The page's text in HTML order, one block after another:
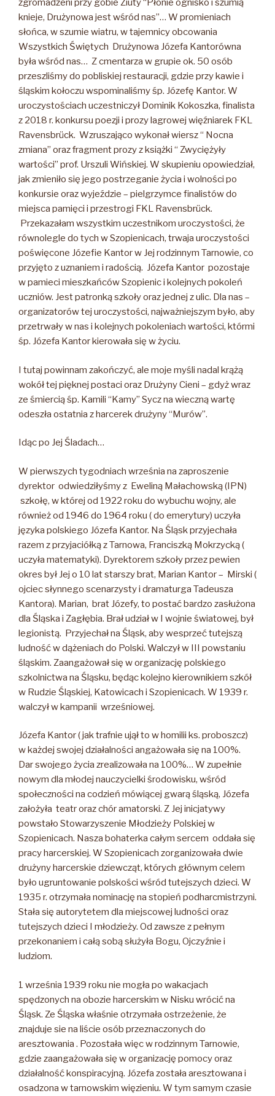
zgromadzeni przy gobie Ziuty “Płonie ognisko i szumią
knieje, Drużynowa jest wśród nas”… W promieniach
słońca, w szumie wiatru, w tajemnicy obcowania
Wszystkich Świętych Drużynowa Józefa Kantorówna
była wśród nas… Z cmentarza w grupie ok. 50 osób
przeszliśmy do pobliskiej restauracji, gdzie przy kawie i
śląskim kołoczu wspominaliśmy śp. Józefę Kantor. W
uroczystościach uczestniczył Dominik Kokoszka, finalista
z 2018 r. konkursu poezji i prozy lagrowej więźniarek FKL
Ravensbrück. Wzruszająco wykonał wiersz “ Nocna
zmiana” oraz fragment prozy z książki “ Zwyciężyły
wartości” prof. Urszuli Wińskiej. W skupieniu opowiedział,
jak zmieniło się jego postrzeganie życia i wolności po
konkursie oraz wyjeździe – pielgrzymce finalistów do
miejsca pamięci i przestrogi FKL Ravensbrück.
Przekazałam wszystkim uczestnikom uroczystości, że
równolegle do tych w Szopienicach, trwaja uroczystości
poświęcone Józefie Kantor w Jej rodzinnym Tarnowie, co
przyjęto z uznaniem i radością. Józefa Kantor pozostaje
w pamieci mieszkańców Szopienic i kolejnych pokoleń
uczniów. Jest patronką szkoły oraz jednej z ulic. Dla nas –
organizatorów tej uroczystości, najważniejszym było, aby
przetrwały w nas i kolejnych pokoleniach wartości, którmi
śp. Józefa Kantor kierowała się w życiu.
I tutaj powinnam zakończyć, ale moje myśli nadal krążą
wokół tej pięknej postaci oraz Drużyny Cieni – gdyż wraz
ze śmiercią śp. Kamili “Kamy” Sycz na wieczną wartę
odeszła ostatnia z harcerek drużyny “Murów”.
Idąc po Jej Śladach…
W pierwszych tygodniach września na zaproszenie
dyrektor odwiedziłyśmy z Eweliną Małachowską (IPN)
szkołę, w której od 1922 roku do wybuchu wojny, ale
również od 1946 do 1964 roku ( do emerytury) uczyła
języka polskiego Józefa Kantor. Na Śląsk przyjechała
razem z przyjaciółką z Tarnowa, Franciszką Mokrzycką (
uczyła matematyki). Dyrektorem szkoły przez pewien
okres był Jej o 10 lat starszy brat, Marian Kantor – Mirski (
ojciec słynnego scenarzysty i dramaturga Tadeusza
Kantora). Marian, brat Józefy, to postać bardzo zasłużona
dla Śląska i Zagłębia. Brał udział w I wojnie światowej, był
legionistą. Przyjechał na Śląsk, aby wesprzeć tutejszą
ludność w dążeniach do Polski. Walczył w III powstaniu
śląskim. Zaangażował się w organizację polskiego
szkolnictwa na Śląsku, będąc kolejno kierownikiem szkół
w Rudzie Śląskiej, Katowicach i Szopienicach. W 1939 r.
walczył w kampanii wrześniowej.
Józefa Kantor ( jak trafnie ujął to w homilii ks. proboszcz)
w każdej swojej działalności angażowała się na 100%.
Dar swojego życia zrealizowała na 100%… W zupełnie
nowym dla młodej nauczycielki środowisku, wśród
społeczności na codzień mówiącej gwarą śląską, Józefa
założyła teatr oraz chór amatorski. Z Jej inicjatywy
powstało Stowarzyszenie Młodzieży Polskiej w
Szopienicach. Nasza bohaterka całym sercem oddała się
pracy harcerskiej. W Szopienicach zorganizowała dwie
drużyny harcerskie dziewcząt, których głównym celem
było ugruntowanie polskości wśród tutejszych dzieci. W
1935 r. otrzymała nominację na stopień podharcmistrzyni.
Stała się autorytetem dla miejscowej ludności oraz
tutejszych dzieci I młodzieży. Od zawsze z pełnym
przekonaniem i całą sobą służyła Bogu, Ojczyźnie i
ludziom.
1 września 1939 roku nie mogła po wakacjach
spędzonych na obozie harcerskim w Nisku wrócić na
Śląsk. Ze Śląska właśnie otrzymała ostrzeżenie, że
znajduje sie na liście osób przeznaczonych do
aresztowania . Pozostała więc w rodzinnym Tarnowie,
gdzie zaangażowała się w organizację pomocy oraz
działalność konspiracyjną. Józefa została aresztowana i
osadzona w tarnowskim więzieniu. W tym samym czasie